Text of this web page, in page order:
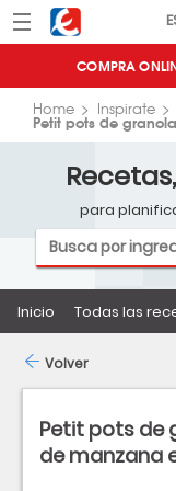
Menú Eroski
COMPRA
Home Inspirate
Petit pots de
para
Inicio Todas las
Petit pots de
de manzana
Volver